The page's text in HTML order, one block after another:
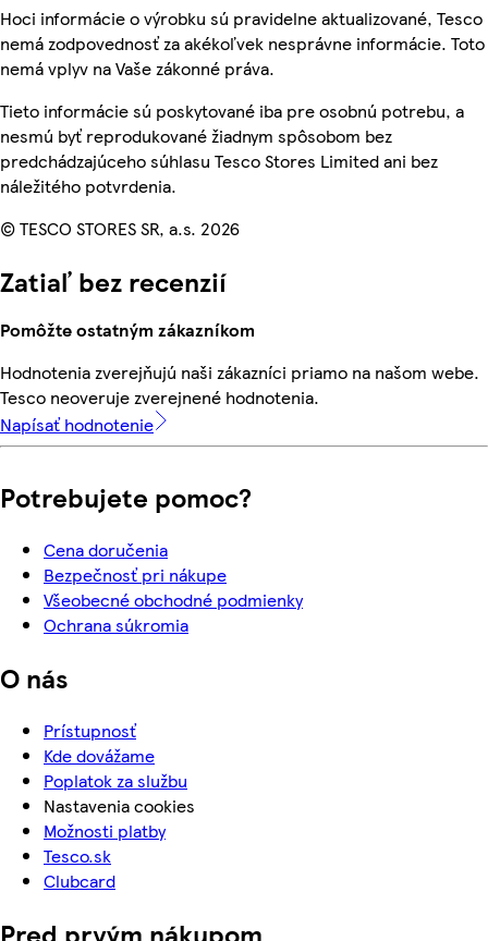
Hoci informácie o výrobku sú pravidelne aktualizované, Tesco
nemá zodpovednosť za akékoľvek nesprávne informácie. Toto
nemá vplyv na Vaše zákonné práva.
Tieto informácie sú poskytované iba pre osobnú potrebu, a
nesmú byť reprodukované žiadnym spôsobom bez
predchádzajúceho súhlasu Tesco Stores Limited ani bez
náležitého potvrdenia.
© TESCO STORES SR, a.s. 2026
Zatiaľ bez recenzií
Pomôžte ostatným zákazníkom
Hodnotenia zverejňujú naši zákazníci priamo na našom webe.
Tesco neoveruje zverejnené hodnotenia.
Napísať hodnotenie
Potrebujete pomoc?
Cena doručenia
Bezpečnosť pri nákupe
Všeobecné obchodné podmienky
Ochrana súkromia
O nás
Prístupnosť
Kde dovážame
Poplatok za službu
Nastavenia cookies
Možnosti platby
Tesco.sk
Clubcard
Pred prvým nákupom